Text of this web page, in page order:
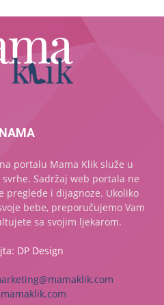
portalu Mama Klik služe u
Sadržaj web portala ne
preglede i dijagnoze. Ukoliko
bebe, preporučujemo Vam
sa svojim ljekarom.
DP Design